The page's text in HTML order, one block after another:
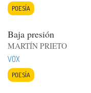
POESÍA
Baja presión
MARTÍN PRIETO
VOX
POESÍA